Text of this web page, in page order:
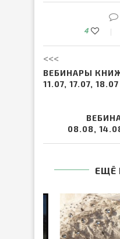
4
<<<
ВЕБИНАРЫ
11.07, 17.07,
08.08,
ЕЩЁ